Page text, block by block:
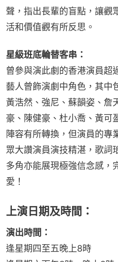
聲，指出長輩的盲點，讓觀
活和價值觀有所反思。
星級班底輪替客串：
曾參與演此劇的香港演員超
藝人曾飾演劇中角色，其中
黃浩然、強尼、蘇韻姿、詹
豪、陳健豪、杜小喬、黃可
陣容有所轉換，但演員的專
眾大讚演員演技精湛，歌詞
多角亦能展現極強信念感，
愛！
上演日期及時間：
演出時間：
逢星期四至五晚上8時